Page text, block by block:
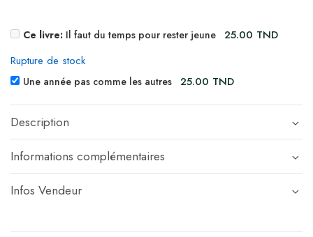
Ce livre: Il faut du temps pour rester jeune 25.00 TND
Rupture de stock
Une année pas comme les autres 25.00 TND
Description
Informations complémentaires
Infos Vendeur